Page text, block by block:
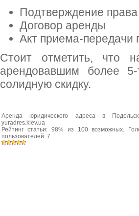
Подтверждение
Договор аренды
Акт приема-
Стоит отметить, что
арендовавшим более
солидную скидку.
Аренда юридического адреса в
yuradres.kiev.ua
Рейтинг статьи: 98% из 100возможных.
пользователей: 7.